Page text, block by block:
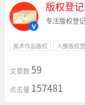
v
版权登
专注版权登
美术作品版权 人像版权
文章数 59
点击量 157481